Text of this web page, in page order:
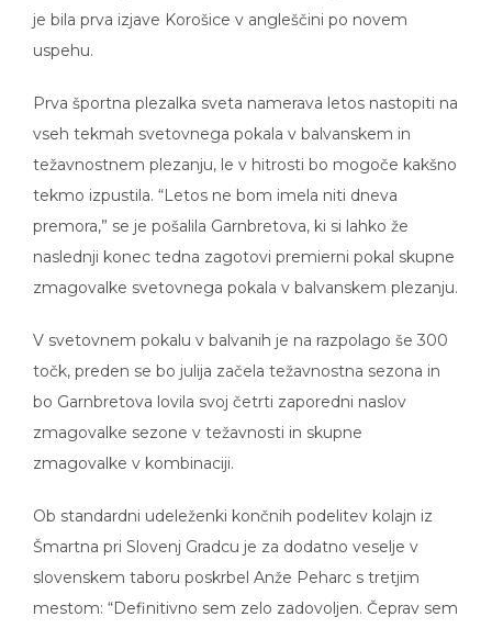
je bila prva izjave Korošice v angleščini po novem
uspehu.
Prva športna plezalka sveta namerava letos nastopiti na
vseh tekmah svetovnega pokala v balvanskem in
težavnostnem plezanju, le v hitrosti bo mogoče kakšno
tekmo izpustila. “Letos ne bom imela niti dneva
premora,” se je pošalila Garnbretova, ki si lahko že
naslednji konec tedna zagotovi premierni pokal skupne
zmagovalke svetovnega pokala v balvanskem plezanju.
V svetovnem pokalu v balvanih je na razpolago še 300
točk, preden se bo julija začela težavnostna sezona in
bo Garnbretova lovila svoj četrti zaporedni naslov
zmagovalke sezone v težavnosti in skupne
zmagovalke v kombinaciji.
Ob standardni udeleženki končnih podelitev kolajn iz
Šmartna pri Slovenj Gradcu je za dodatno veselje v
slovenskem taboru poskrbel Anže Peharc s tretjim
mestom: “Definitivno sem zelo zadovoljen. Čeprav sem